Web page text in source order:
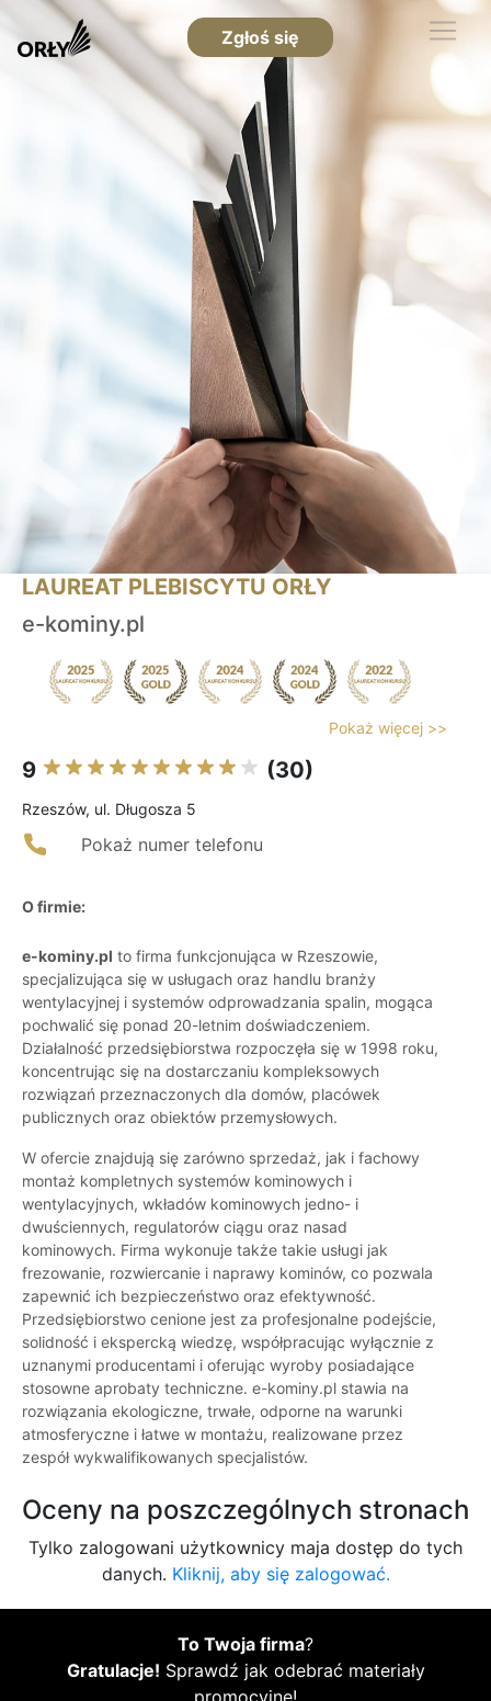
Zgłoś się
LAUREAT PLEBISCYTU ORŁY
e-kominy.pl
Pokaż więcej >>
9 (30)
Rzeszów, ul. Długosza 5
Pokaż numer telefonu
O firmie:
e-kominy.pl to firma funkcjonująca w Rzeszowie,
specjalizująca się w usługach oraz handlu branży
wentylacyjnej i systemów odprowadzania spalin, mogąca
pochwalić się ponad 20-letnim doświadczeniem.
Działalność przedsiębiorstwa rozpoczęła się w 1998 roku,
koncentrując się na dostarczaniu kompleksowych
rozwiązań przeznaczonych dla domów, placówek
publicznych oraz obiektów przemysłowych.
W ofercie znajdują się zarówno sprzedaż, jak i fachowy
montaż kompletnych systemów kominowych i
wentylacyjnych, wkładów kominowych jedno- i
dwuściennych, regulatorów ciągu oraz nasad
kominowych. Firma wykonuje także takie usługi jak
frezowanie, rozwiercanie i naprawy kominów, co pozwala
zapewnić ich bezpieczeństwo oraz efektywność.
Przedsiębiorstwo cenione jest za profesjonalne podejście,
solidność i ekspercką wiedzę, współpracując wyłącznie z
uznanymi producentami i oferując wyroby posiadające
stosowne aprobaty techniczne. e-kominy.pl stawia na
rozwiązania ekologiczne, trwałe, odporne na warunki
atmosferyczne i łatwe w montażu, realizowane przez
zespół wykwalifikowanych specjalistów.
Oceny na poszczególnych stronach
Tylko zalogowani użytkownicy maja dostęp do tych
danych. Kliknij, aby się zalogować.
To Twoja firma?
Gratulacje! Sprawdź jak odebrać materiały